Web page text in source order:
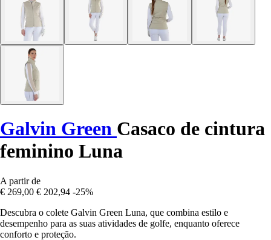
Galvin Green Casaco de cintura
feminino Luna
A partir de
€ 269,00 € 202,94 -25%
Descubra o colete Galvin Green Luna, que combina estilo e
desempenho para as suas atividades de golfe, enquanto oferece
conforto e proteção.